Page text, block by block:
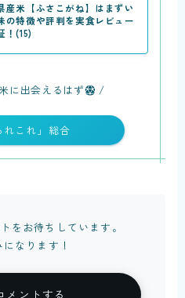
産米【ふさこがね】はまずい
の特徴や評判を実食レビュー
！(15)
に出会えるはず /
これ」総合
をお待ちしています。
なります！
メントする